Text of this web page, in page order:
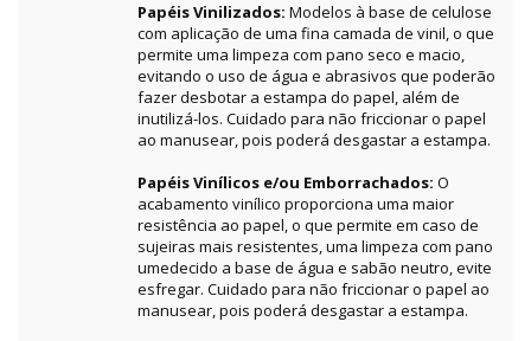
Papéis Vinilizados: Modelos à base de celulose
com aplicação de uma fina camada de vinil, o que
permite uma limpeza com pano seco e macio,
evitando o uso de água e abrasivos que poderão
fazer desbotar a estampa do papel, além de
inutilizá-los. Cuidado para não friccionar o papel
ao manusear, pois poderá desgastar a estampa.
Papéis Vinílicos e/ou Emborrachados: O
acabamento vinílico proporciona uma maior
resistência ao papel, o que permite em caso de
sujeiras mais resistentes, uma limpeza com pano
umedecido a base de água e sabão neutro, evite
esfregar. Cuidado para não friccionar o papel ao
manusear, pois poderá desgastar a estampa.